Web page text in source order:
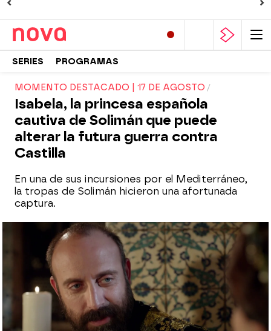
SERIES PROGRAMAS
MOMENTO DESTACADO | 17 DE AGOSTO
Isabela, la princesa española
cautiva de Solimán que puede
alterar la futura guerra contra
Castilla
En una de sus incursiones por el Mediterráneo,
la tropas de Solimán hicieron una afortunada
captura.
Madrid